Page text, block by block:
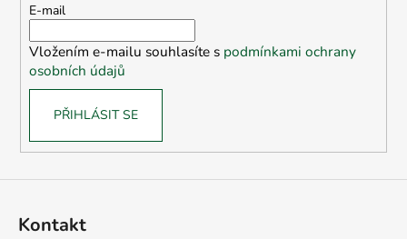
E-mail
Vložením e-mailu souhlasíte s podmínkami ochrany
osobních údajů
PŘIHLÁSIT SE
Kontakt